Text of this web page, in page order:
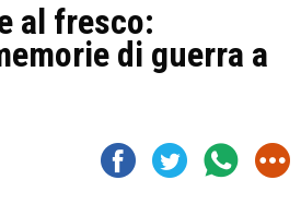
al fresco:
di guerra a